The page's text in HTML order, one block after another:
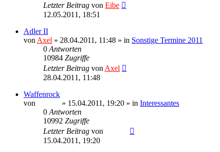
Letzter Beitrag von Eibe
12.05.2011, 18:51
Adler II
von Axel » 28.04.2011, 11:48 » in Sonstige Termine 2011
0 Antworten
10984 Zugriffe
Letzter Beitrag von Axel
28.04.2011, 11:48
Waffenrock
von
» 15.04.2011, 19:20 » in Interessantes
0 Antworten
10992 Zugriffe
Letzter Beitrag von
15.04.2011, 19:20